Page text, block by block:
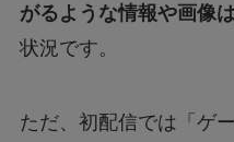
がるような情報や画像
状況です。
ただ、初配信では「ゲ